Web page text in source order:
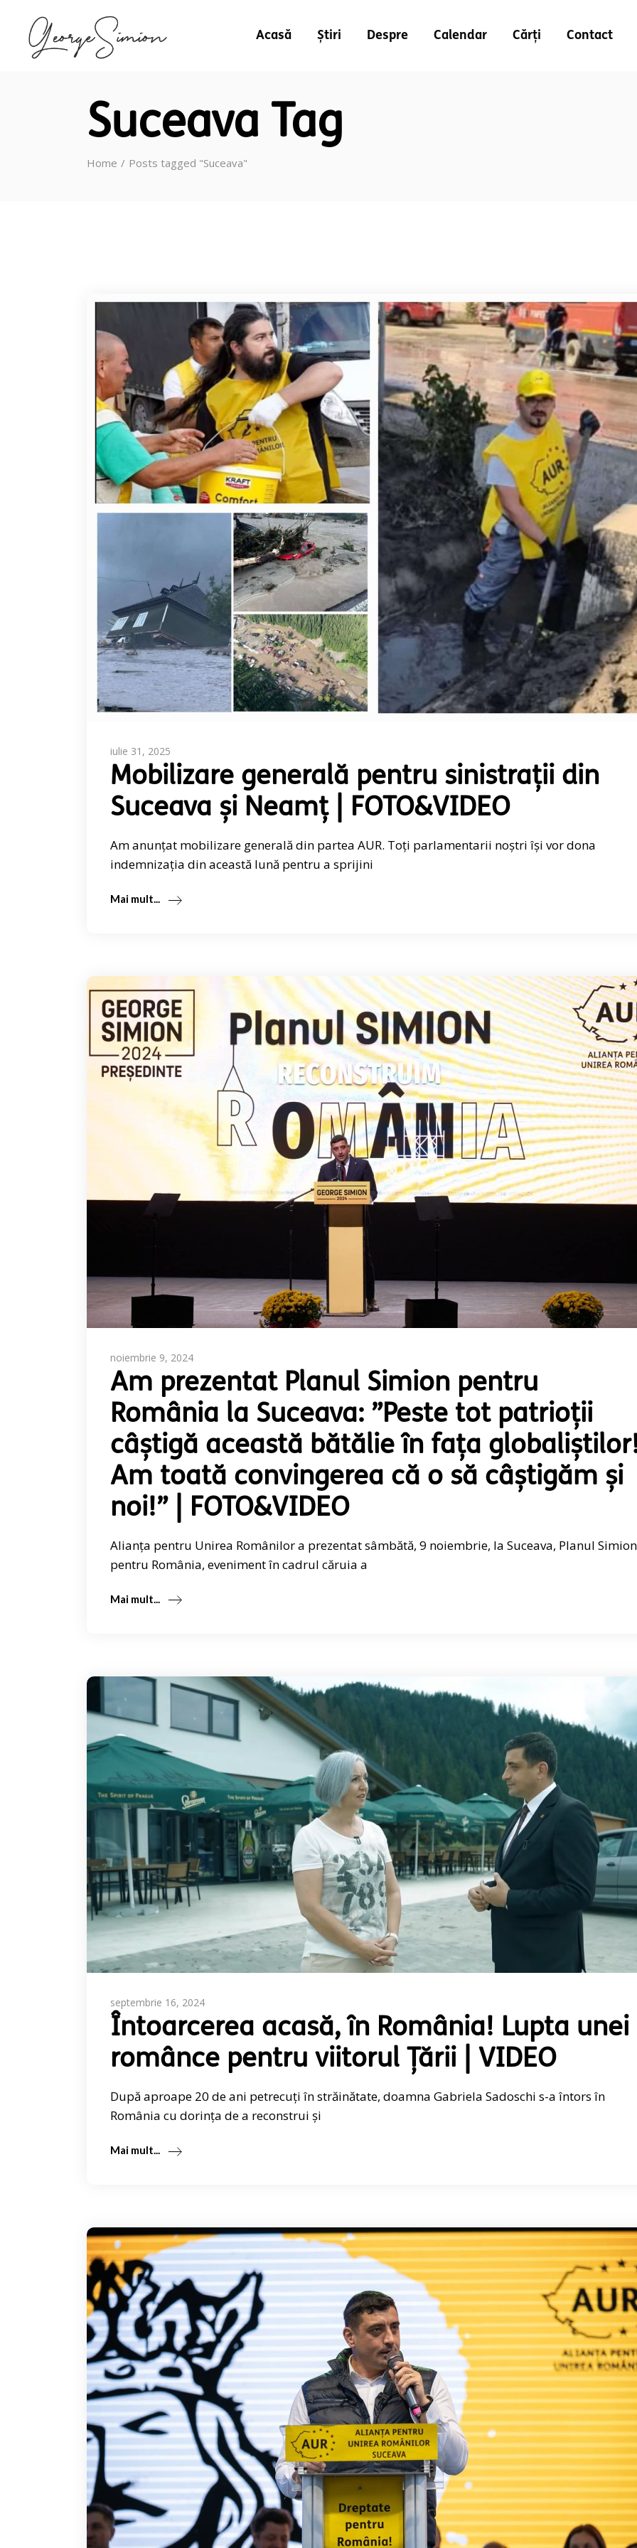
Acasă Știri Despre Calendar Cărți Contact
Suceava Tag
Home Posts tagged "Suceava"
iulie 31, 2025
Mobilizare generală pentru sinistrații din
Suceava și Neamț | FOTO&VIDEO
Am anunțat mobilizare generală din partea AUR. Toți parlamentarii noștri își vor dona
indemnizația din această lună pentru a sprijini
Mai mult...
noiembrie 9, 2024
Am prezentat Planul Simion pentru
România la Suceava: ”Peste tot patrioții
câștigă această bătălie în fața
Am toată convingerea că o să câștigăm și
noi!” | FOTO&VIDEO
Alianța pentru Unirea Românilor a prezentat sâmbătă, 9 noiembrie, la Suceava, Planul Simion
pentru România, eveniment în cadrul căruia a
Mai mult...
septembrie 16, 2024
Întoarcerea acasă, în România! Lupta unei
românce pentru viitorul Țării | VIDEO
După aproape 20 de ani petrecuți în străinătate, doamna Gabriela Sadoschi s-a întors în
România cu dorința de a reconstrui și
Mai mult...